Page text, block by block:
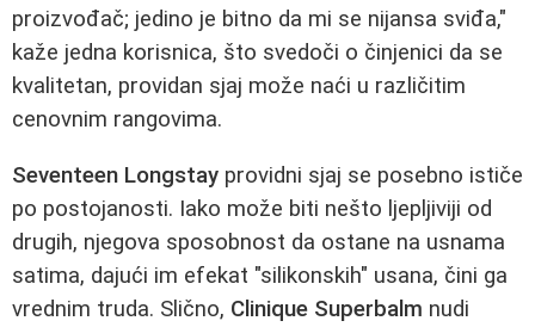
proizvođač; jedino je bitno da mi se nijansa sviđa,"
kaže jedna korisnica, što svedoči o činjenici da se
kvalitetan, providan sjaj može naći u različitim
cenovnim rangovima.
Seventeen Longstay providni sjaj se posebno ističe
po postojanosti. Iako može biti nešto ljepljiviji od
drugih, njegova sposobnost da ostane na usnama
satima, dajući im efekat "silikonskih" usana, čini ga
vrednim truda. Slično, Clinique Superbalm nudi